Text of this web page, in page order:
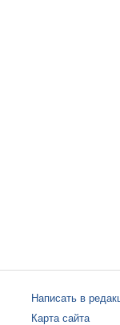
Написать в
Карта сайта